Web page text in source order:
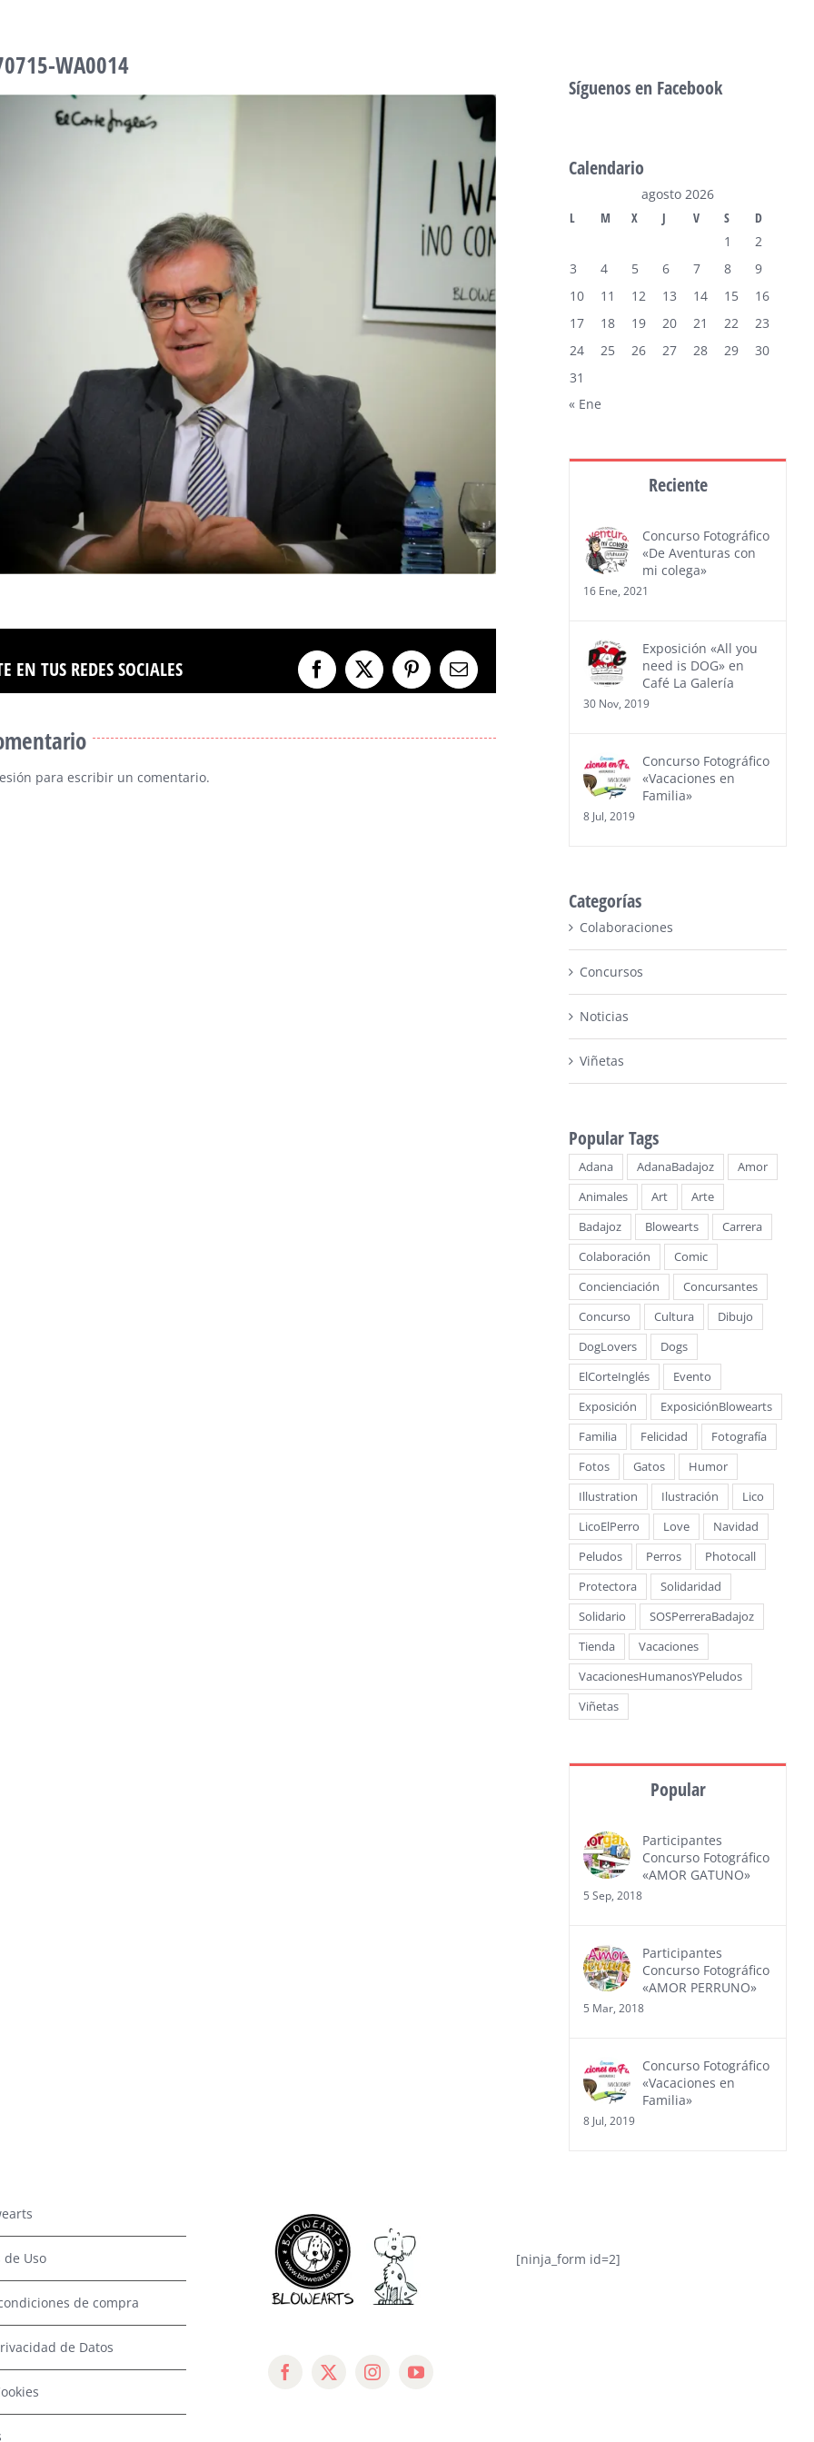
WA0014
EN TUS REDES SOCIALES Facebook
X PinterestCorreo
electrónico
para escribir un comentario.
Síguenos en Facebook
Calendario
agosto 2026
L
M X J V S
D
1
2
3
4 5 6 7 8
9
10
11 12 13 14 15
16
17
18 19 20 21 22
23
24
25 26 27 28 29
30
31
« Ene
Reciente
Concurso Fotográfico
«De Aventuras con
mi colega»
16 Ene, 2021
Exposición «All you
need is DOG» en
Café La Galería
30 Nov, 2019
Concurso Fotográfico
«Vacaciones en
Familia»
8 Jul, 2019
Categorías
Colaboraciones
Concursos
Noticias
Viñetas
Popular Tags
Adana AdanaBadajoz
Amor
Animales
Art
Arte
Badajoz
Blowearts
Carrera
Colaboración
Comic
Concienciación
Concursantes
Concurso
Cultura
Dibujo
DogLovers
Dogs
ElCorteInglés
Evento
Exposición
ExposiciónBlowearts
Familia
Felicidad
Fotografía
Fotos
Gatos
Humor
Illustration
Ilustración
Lico
LicoElPerro
Love
Navidad
Peludos
Perros
Photocall
Protectora
Solidaridad
Solidario
SOSPerreraBadajoz
Tienda
Vacaciones
VacacionesHumanosYPeludos
Viñetas
Popular
Participantes
Concurso Fotográfico
«AMOR GATUNO»
5 Sep, 2018
Participantes
Concurso Fotográfico
«AMOR PERRUNO»
5 Mar, 2018
Concurso Fotográfico
«Vacaciones en
Familia»
8 Jul, 2019
de Uso
de compra
de Datos
[ninja_form id=2]